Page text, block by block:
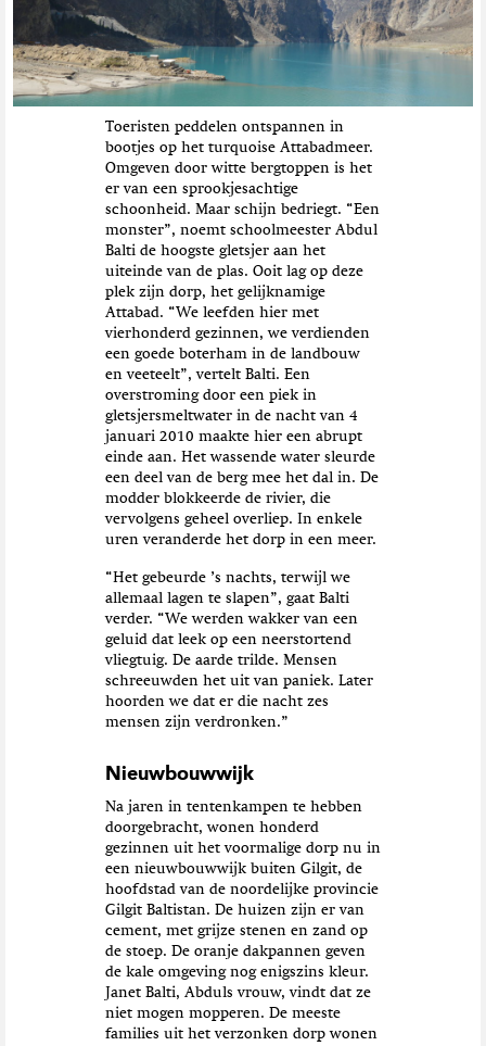
Toeristen peddelen ontspannen in
bootjes op het turquoise Attabadmeer.
Omgeven door witte bergtoppen is het
er van een sprookjesachtige
schoonheid. Maar schijn bedriegt. “Een
monster”, noemt schoolmeester Abdul
Balti de hoogste gletsjer aan het
uiteinde van de plas. Ooit lag op deze
plek zijn dorp, het gelijknamige
Attabad. “We leefden hier met
vierhonderd gezinnen, we verdienden
een goede boterham in de landbouw
en veeteelt”, vertelt Balti. Een
overstroming door een piek in
gletsjersmeltwater in de nacht van 4
januari 2010 maakte hier een abrupt
einde aan. Het wassende water sleurde
een deel van de berg mee het dal in. De
modder blokkeerde de rivier, die
vervolgens geheel overliep. In enkele
uren veranderde het dorp in een meer.
“Het gebeurde ’s nachts, terwijl we
allemaal lagen te slapen”, gaat Balti
verder. “We werden wakker van een
geluid dat leek op een neerstortend
vliegtuig. De aarde trilde. Mensen
schreeuwden het uit van paniek. Later
hoorden we dat er die nacht zes
mensen zijn verdronken.”
Nieuwbouwwijk
Na jaren in tentenkampen te hebben
doorgebracht, wonen honderd
gezinnen uit het voormalige dorp nu in
een nieuwbouwwijk buiten Gilgit, de
hoofdstad van de noordelijke provincie
Gilgit Baltistan. De huizen zijn er van
cement, met grijze stenen en zand op
de stoep. De oranje dakpannen geven
de kale omgeving nog enigszins kleur.
Janet Balti, Abduls vrouw, vindt dat ze
niet mogen mopperen. De meeste
families uit het verzonken dorp wonen